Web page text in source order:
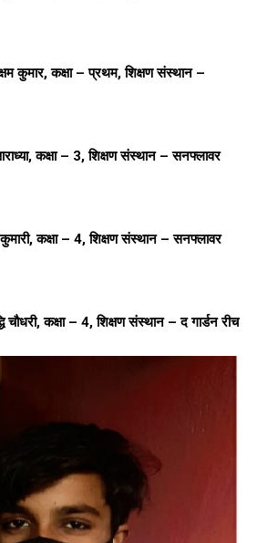
कुमार, कक्षा – प्रथम, शिक्षण संस्थान –
कक्षा – 3, शिक्षण संस्थान – सनफ्लावर
कक्षा – 4, शिक्षण संस्थान – सनफ्लावर
चौधरी, कक्षा – 4, शिक्षण संस्थान – द गार्डन रीच